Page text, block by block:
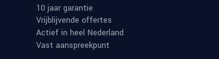
10 jaar garantie
Vrijblijvende offertes
Actief in heel Nederland
Vast aanspreekpunt